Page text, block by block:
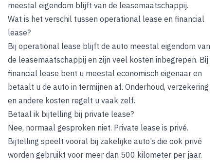
meestal eigendom blijft van de leasemaatschappij.
Wat is het verschil tussen operational lease en financial
lease?
Bij operational lease blijft de auto meestal eigendom van
de leasemaatschappij en zijn veel kosten inbegrepen. Bij
financial lease bent u meestal economisch eigenaar en
betaalt u de auto in termijnen af. Onderhoud, verzekering
en andere kosten regelt u vaak zelf.
Betaal ik bijtelling bij private lease?
Nee, normaal gesproken niet. Private lease is privé.
Bijtelling speelt vooral bij zakelijke auto’s die ook privé
worden gebruikt voor meer dan 500 kilometer per jaar.